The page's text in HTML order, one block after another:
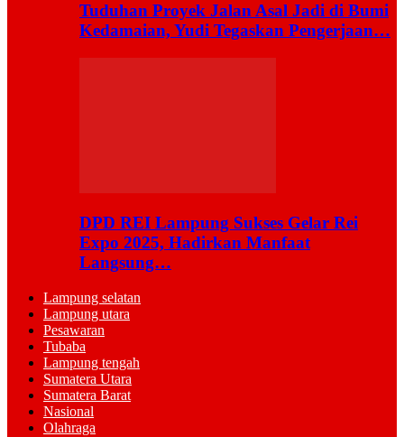
Tuduhan Proyek Jalan Asal Jadi di Bumi
Kedamaian, Yudi Tegaskan Pengerjaan…
DPD REI Lampung Sukses Gelar Rei
Expo 2025, Hadirkan Manfaat
Langsung…
Lampung selatan
Lampung utara
Pesawaran
Tubaba
Lampung tengah
Sumatera Utara
Sumatera Barat
Nasional
Olahraga